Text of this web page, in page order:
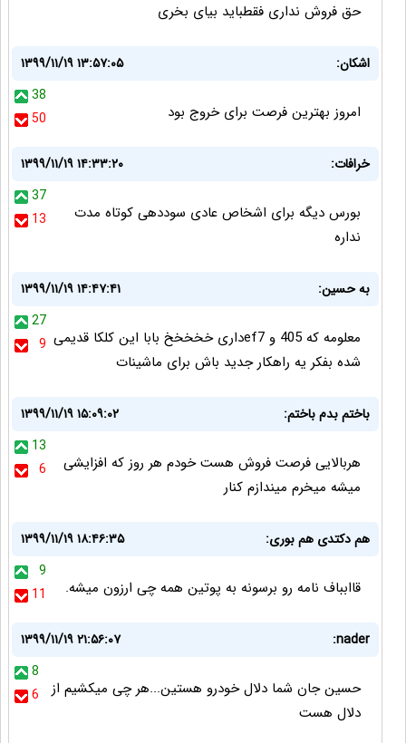
حق فروش نداری فقطباید بیای بخری
اشکان:
۱۳۹۹/۱۱/۱۹ ۱۳:۵۷:۰۵
38
50
امروز بهترین فرصت برای خروج بود
خرافات:
۱۳۹۹/۱۱/۱۹ ۱۴:۳۳:۲۰
37
13
بورس دیگه برای اشخاص عادی سوددهی کوتاه مدت
نداره
به حسین:
۱۳۹۹/۱۱/۱۹ ۱۴:۴۷:۴۱
27
9 معلومه که 405 و ef7داری خخخخخ بابا این کلکا قدیمی
شده بفکر یه راهکار جدید باش برای ماشینات
باختم بدم باختم:
۱۳۹۹/۱۱/۱۹ ۱۵:۰۹:۰۲
13
6
هربالایی فرصت فروش هست خودم هر روز که افزایشی
میشه میخرم میندازم کنار
هم دکتدی هم بوری:
۱۳۹۹/۱۱/۱۹ ۱۸:۴۶:۳۵
9
11
قاابباف نامه رو برسونه به پوتین همه چی ارزون میشه.
nader:
۱۳۹۹/۱۱/۱۹ ۲۱:۵۶:۰۷
8
6
حسین جان شما دلال خودرو هستین...هر چی میکشیم از
دلال هست